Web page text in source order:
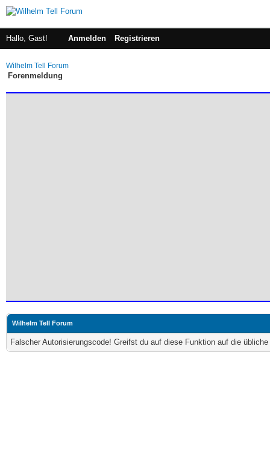
Hallo, Gast! Anmelden Registrieren
Wilhelm Tell Forum
Forenmeldung
Wilhelm Tell Forum
Falscher Autorisierungscode! Greifst du auf diese Funktion auf die